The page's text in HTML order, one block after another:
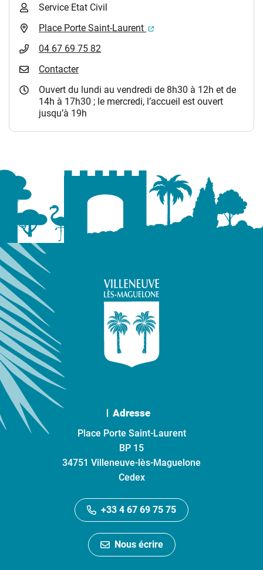
Service Etat Civil
Place Porte Saint-Laurent
(ouverture dans un
04 67 69 75 82
Contacter
Ouvert du lundi au vendredi de 8h30 à 12h et de
14h à 17h30 ; le mercredi, l’accueil est ouvert
jusqu’à 19h
Adresse
Place Porte Saint-Laurent
BP 15
34751 Villeneuve-lès-Maguelone
Cedex
+33 4 67 69 75 75
Nous écrire